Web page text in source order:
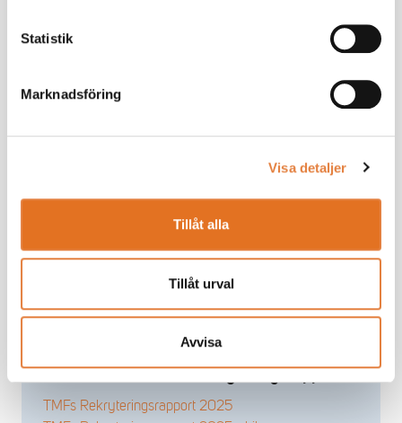
Statistik
Marknadsföring
Visa detaljer
Tillåt alla
Tillåt urval
Avvisa
Mer om TMF:s Rekryteringsrapport
möbelindustrin förväntas öka med närmare 6 000
Under 2025 anställdes cirka 1 900 personer inom
branschen, under 2026-2028, kommer vara cirka
5 300 personer, varav 2 000 tjänstemän och 3
300 yrkesarbetare. Nyanställningarna kommer
Ladda ner 2025 års Rekryteringsrapport
TMFs Rekryteringsrapport 2025